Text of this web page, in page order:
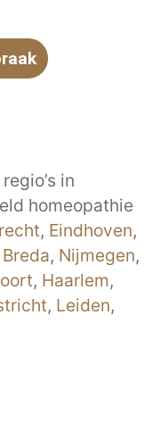
in
homeopathie
, Eindhoven,
Breda, Nijmegen,
, Haarlem,
, Leiden,